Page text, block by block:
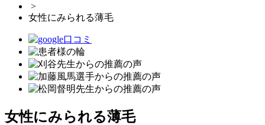
>
女性にみられる薄毛
女性にみられる薄毛